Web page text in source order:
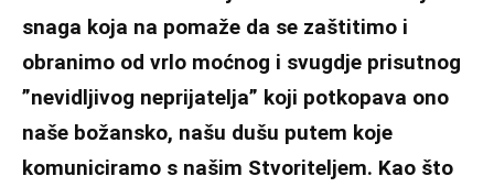
snaga koja na pomaže da se zaštitimo i
obranimo od vrlo moćnog i svugdje prisutnog
”nevidljivog neprijatelja” koji potkopava ono
naše božansko, našu dušu putem koje
komuniciramo s našim Stvoriteljem. Kao što